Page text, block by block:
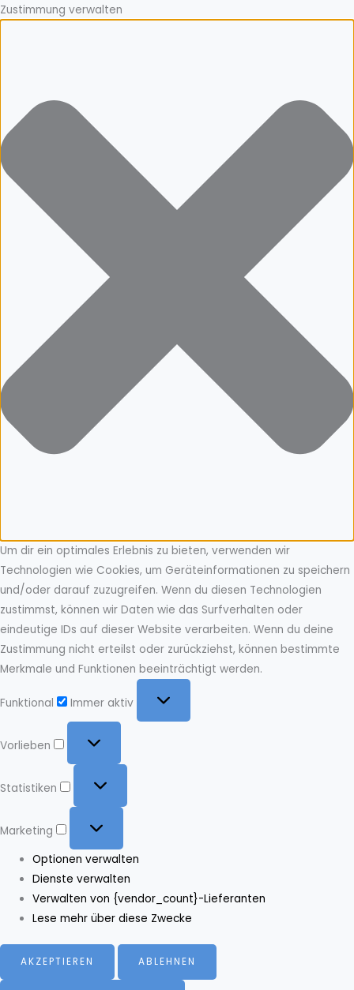
Zustimmung verwalten
Um dir ein optimales Erlebnis zu bieten, verwenden wir
Technologien wie Cookies, um Geräteinformationen zu speichern
und/oder darauf zuzugreifen. Wenn du diesen Technologien
zustimmst, können wir Daten wie das Surfverhalten oder
eindeutige IDs auf dieser Website verarbeiten. Wenn du deine
Zustimmung nicht erteilst oder zurückziehst, können bestimmte
Merkmale und Funktionen beeinträchtigt werden.
Funktional
Immer aktiv
Vorlieben
Statistiken
Marketing
Optionen verwalten
Dienste verwalten
Verwalten von {vendor_count}-Lieferanten
Lese mehr über diese Zwecke
AKZEPTIEREN ABLEHNEN